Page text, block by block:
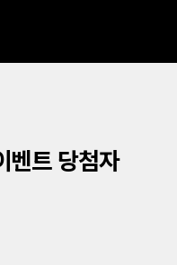
벤트 당첨자